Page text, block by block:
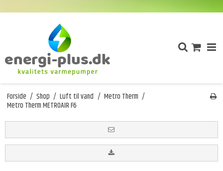
Forside / Shop / Luft til vand / Metro Therm /
Metro Therm METROAIR F6